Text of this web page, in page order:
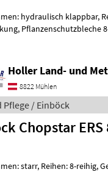
hydraulisch klappbar,
Pflanzenschutzbleche
Holler Land- und
8822 Mühlen
Pflege / Einböck
Chopstar
starr, Reihen: 8-reihig,